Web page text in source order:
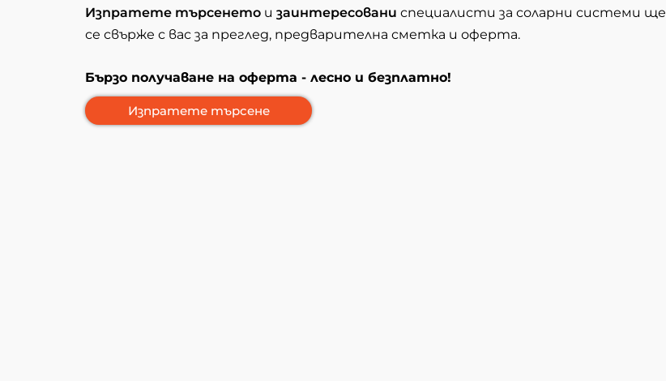
Изпратете търсенето изаинтересовани специалисти за соларни системи ще
се свърже с вас за преглед, предварителна сметка и оферта.
Бързо получаване на оферта - лесно и безплатно!